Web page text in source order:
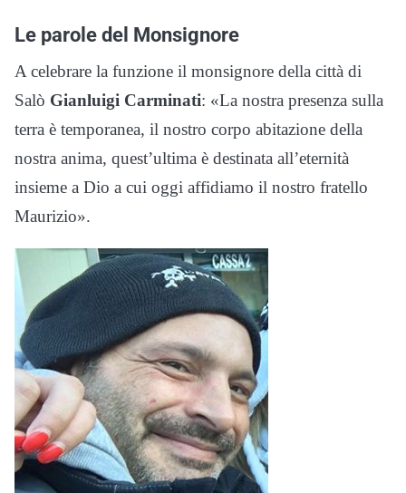
Le parole del Monsignore
A celebrare la funzione il monsignore della città di
Salò Gianluigi Carminati: «La nostra presenza sulla
terra è temporanea, il nostro corpo abitazione della
nostra anima, quest’ultima è destinata all’eternità
insieme a Dio a cui oggi affidiamo il nostro fratello
Maurizio».